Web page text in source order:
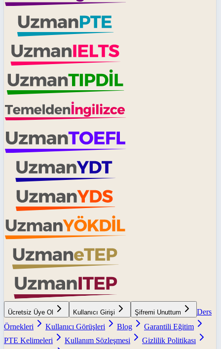
Ücretsiz Üye Ol Kullanıcı Girişi Şifremi Unuttum
Ders
Örnekleri
Kullanıcı Görüşleri Blog
Garantili Eğitim
PTE Kelimeleri
Kullanım Sözleşmesi
Gizlilik Politikası